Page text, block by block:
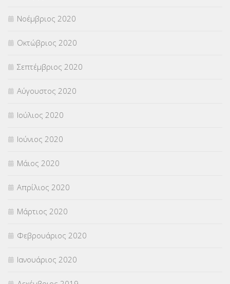
Νοέμβριος 2020
Οκτώβριος 2020
Σεπτέμβριος 2020
Αύγουστος 2020
Ιούλιος 2020
Ιούνιος 2020
Μάιος 2020
Απρίλιος 2020
Μάρτιος 2020
Φεβρουάριος 2020
Ιανουάριος 2020